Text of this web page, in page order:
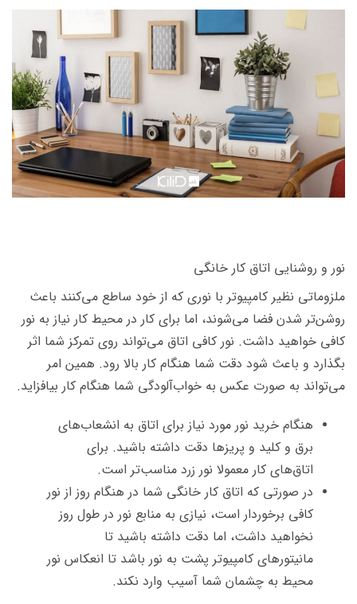
نور و روشنایی اتاق کار خانگی
ملزوماتی نظیر کامپیوتر با نوری که از خود ساطع می‌کنند باعث
روشن‌تر شدن فضا می‌شوند، اما برای کار در محیط کار نیاز به نور
کافی خواهید داشت. نور کافی اتاق می‌تواند روی تمرکز شما اثر
بگذارد و باعث شود دقت شما هنگام کار بالا رود. همین امر
می‌تواند به صورت عکس به خواب‌آلودگی شما هنگام کار بیافزاید.
هنگام خرید نور مورد نیاز برای اتاق به انشعاب‌های
برق و کلید و پریزها دقت داشته باشید. برای
اتاق‌های کار معمولا نور زرد مناسب‌تر است.
در صورتی که اتاق کار خانگی شما در هنگام روز از نور
کافی برخوردار است، نیازی به منابع نور در طول روز
نخواهید داشت، اما دقت داشته باشید تا
مانیتورهای کامپیوتر پشت به نور باشد تا انعکاس نور
محیط به چشمان شما آسیب وارد نکند.